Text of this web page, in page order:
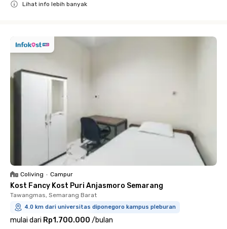
Lihat info lebih banyak
Coliving • Campur
Kost Fancy Kost Puri Anjasmoro Semarang
Tawangmas, Semarang Barat
4.0 km dari universitas diponegoro kampus pleburan
mulai dari Rp1.700.000 /bulan